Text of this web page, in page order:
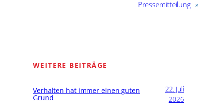
Pressemitteilung »
WEITERE BEITRÄGE
Verhalten hat immer einen guten
Grund
22. Juli
2026